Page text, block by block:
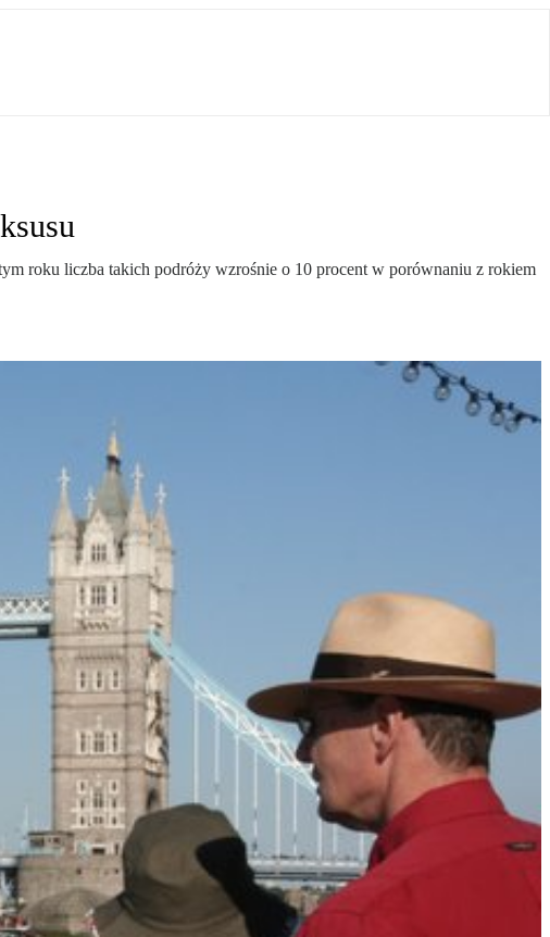
roku liczba takich podróży wzrośnie o 10 procent w porównaniu z rokiem